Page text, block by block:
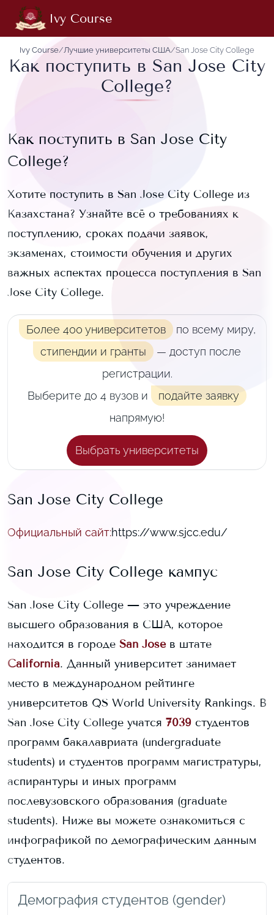
Ivy Course
Ivy Course/Лучшие университеты США/San Jose City College
Как поступить в San Jose City
College?
Как поступить в San Jose City
College?
Хотите поступить в San Jose City College из
Казахстана? Узнайте всё о требованиях к
поступлению, сроках подачи заявок,
экзаменах, стоимости обучения и других
важных аспектах процесса поступления в San
Jose City College.
Более 400 университетов по всему миру,
стипендии и гранты
— доступ после
регистрации.
Выберите до 4 вузов и
подайте заявку
напрямую!
Выбрать университеты
San Jose City College
Официальный сайт:https://www.sjcc.edu/
San Jose City College кампус
San Jose City College — это учреждение
высшего образования в США, которое
находится в городе San Jose в штате
California. Данный университет занимает
место в международном рейтинге
университетов QS World University Rankings. В
San Jose City College учатся 7039 студентов
программ бакалавриата (undergraduate
students) и студентов программ магистратуры,
аспирантуры и иных программ
послевузовского образования (graduate
students). Ниже вы можете ознакомиться с
инфографикой по демографическим данным
студентов.
Демография студентов (gender)